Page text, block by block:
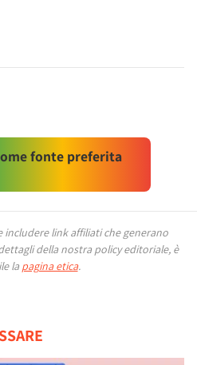
fonte preferita
link affiliati che generano
della nostra policy editoriale, è
la pagina etica.